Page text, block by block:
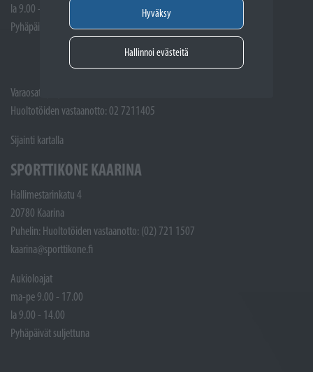
Hyväksy
Hallinnoi evästeitä
la 9.00 - 14.00
Pyhäpäivät suljettuna
Varaosat: (02) 721 1407
Huoltotöiden vastaanotto: 02 7211405
Sijainti kartalla
SPORTTIKONE KAARINA
Hallimestarinkatu 4
20780 Kaarina
Puhelin: Huoltotöiden vastaanotto: (02) 721 1507
kaarina@sporttikone.fi
Aukioloajat
ma-pe 9.00 - 17.00
la 9.00 - 14.00
Pyhäpäivät suljettuna